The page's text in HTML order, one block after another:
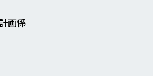
計画係